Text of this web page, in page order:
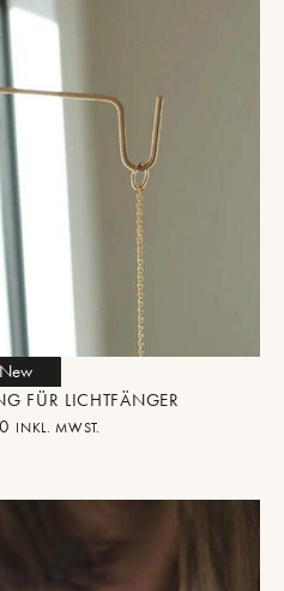
New
FÜR LICHTFÄNGER
INKL. MWST.